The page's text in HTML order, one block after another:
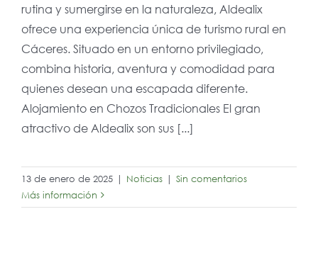
rutina y sumergirse en la naturaleza, Aldealix
ofrece una experiencia única de turismo rural en
Cáceres. Situado en un entorno privilegiado,
combina historia, aventura y comodidad para
quienes desean una escapada diferente.
Alojamiento en Chozos Tradicionales El gran
atractivo de Aldealix son sus [...]
13 de enero de 2025 | Noticias | Sin comentarios
Más información